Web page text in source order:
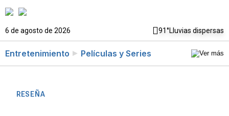
6 de agosto de 2026 91°Lluvias dispersas
Entretenimiento Películas y Series
RESEÑA